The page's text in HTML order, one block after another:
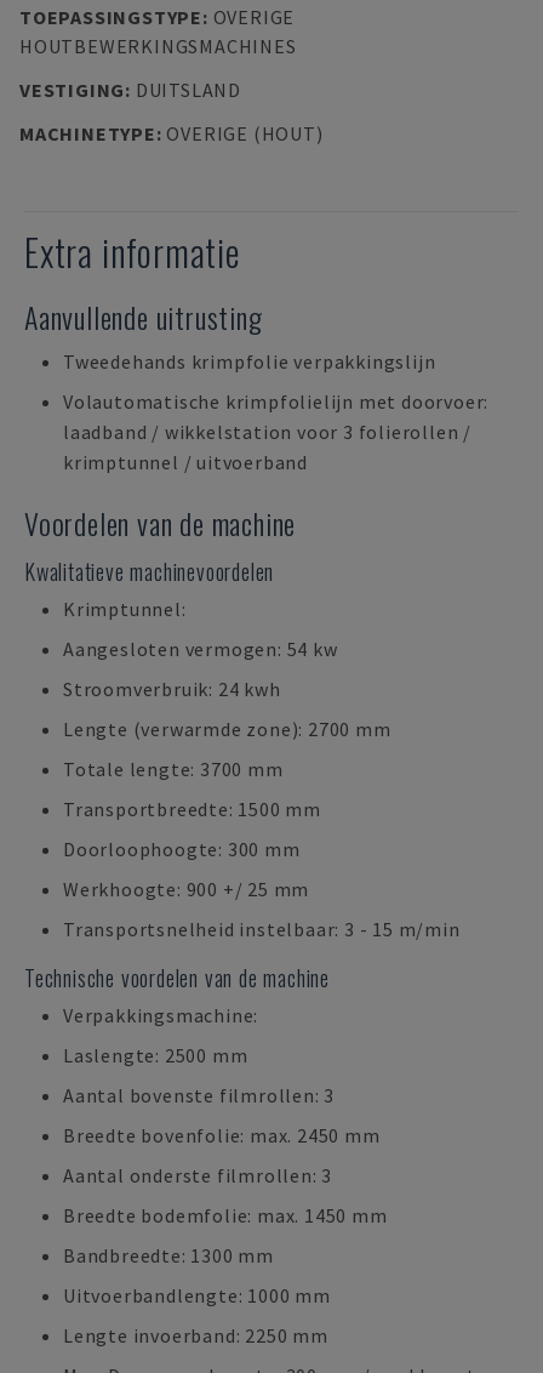
TOEPASSINGSTYPE: OVERIGE
HOUTBEWERKINGSMACHINES
VESTIGING: DUITSLAND
MACHINETYPE: OVERIGE (HOUT)
Extra informatie
Aanvullende uitrusting
Tweedehands krimpfolie verpakkingslijn
Volautomatische krimpfolielijn met doorvoer:
laadband / wikkelstation voor 3 folierollen /
krimptunnel / uitvoerband
Voordelen van de machine
Kwalitatieve machinevoordelen
Krimptunnel:
Aangesloten vermogen: 54 kw
Stroomverbruik: 24 kwh
Lengte (verwarmde zone): 2700 mm
Totale lengte: 3700 mm
Transportbreedte: 1500 mm
Doorloophoogte: 300 mm
Werkhoogte: 900 +/ 25 mm
Transportsnelheid instelbaar: 3 - 15 m/min
Technische voordelen van de machine
Verpakkingsmachine:
Laslengte: 2500 mm
Aantal bovenste filmrollen: 3
Breedte bovenfolie: max. 2450 mm
Aantal onderste filmrollen: 3
Breedte bodemfolie: max. 1450 mm
Bandbreedte: 1300 mm
Uitvoerbandlengte: 1000 mm
Lengte invoerband: 2250 mm